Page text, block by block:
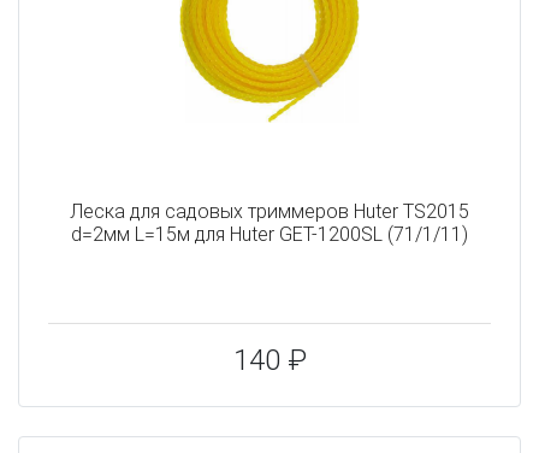
Леска для садовых триммеров Huter TS2015
d=2мм L=15м для Huter GET-1200SL (71/1/11)
140 ₽